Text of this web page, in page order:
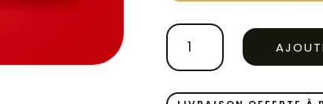
QUANTITÉ
KILL